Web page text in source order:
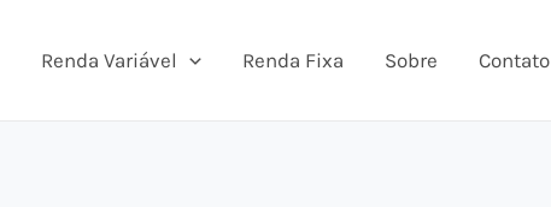
Renda Variável Renda Fixa Sobre Contato